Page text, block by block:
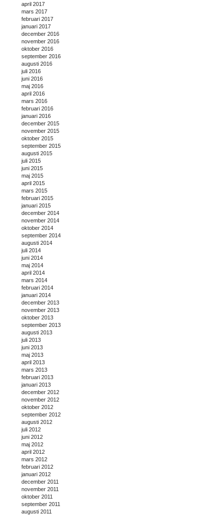
april 2017
mars 2017
februari 2017
januari 2017
december 2016
november 2016
oktober 2016
september 2016
augusti 2016
juli 2016
juni 2016
maj 2016
april 2016
mars 2016
februari 2016
januari 2016
december 2015
november 2015
oktober 2015
september 2015
augusti 2015
juli 2015
juni 2015
maj 2015
april 2015
mars 2015
februari 2015
januari 2015
december 2014
november 2014
oktober 2014
september 2014
augusti 2014
juli 2014
juni 2014
maj 2014
april 2014
mars 2014
februari 2014
januari 2014
december 2013
november 2013
oktober 2013
september 2013
augusti 2013
juli 2013
juni 2013
maj 2013
april 2013
mars 2013
februari 2013
januari 2013
december 2012
november 2012
oktober 2012
september 2012
augusti 2012
juli 2012
juni 2012
maj 2012
april 2012
mars 2012
februari 2012
januari 2012
december 2011
november 2011
oktober 2011
september 2011
augusti 2011